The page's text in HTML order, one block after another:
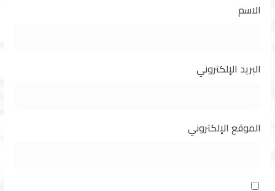
الاسم
البريد الإلكتروني
الموقع الإلكتروني